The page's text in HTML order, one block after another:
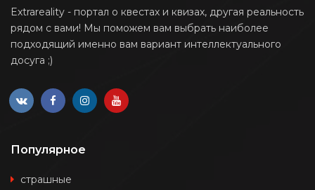
Extrareality - портал о квестах и квизах, другая реальность
рядом с вами! Мы поможем вам выбрать наиболее
подходящий именно вам вариант интеллектуального
досуга ;)
Популярное
страшные